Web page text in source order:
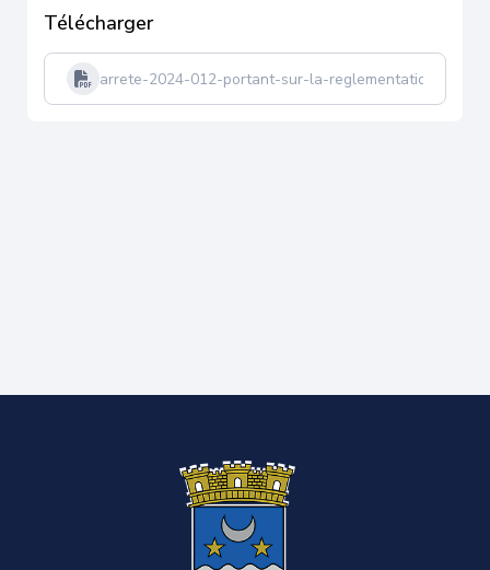
Télécharger
arrete-2024-012-portant-sur-la-reglementation-de-